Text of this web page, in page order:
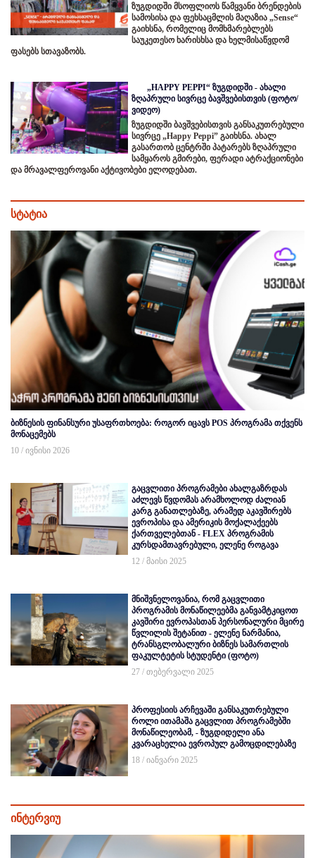
ზუგდიდში მსოფლიოს წამყვანი ბრენდების
სამოსისა და ფეხსაცმლის მაღაზია „Sense“
გაიხსნა, რომელიც მომხმარებლებს
საუკეთესო ხარისხსა და ხელმისაწვდომ
ფასებს სთავაზობს.
„HAPPY PEPPI“ ზუგდიდში - ახალი
ზღაპრული სივრცე ბავშვებისთვის (ფოტო/
ვიდეო)
ზუგდიდში ბავშვებისთვის განსაკუთრებული
სივრცე „Happy Peppi” გაიხსნა. ახალ
გასართობ ცენტრში პატარებს ზღაპრული
სამყაროს გმირები, ფერადი ატრაქციონები
და მრავალფეროვანი აქტივობები ელოდებათ.
სტატია
ბიზნესის ფინანსური უსაფრთხოება: როგორ იცავს POS პროგრამა თქვენს
მონაცემებს
10 / ივნისი 2026
გაცვლითი პროგრამები ახალგაზრდას
აძლევს წვდომას არამხოლოდ ძალიან
კარგ განათლებაზე, არამედ აკავშირებს
ევროპისა და ამერიკის მოქალაქეებს
ქართველებთან - FLEX პროგრამის
კურსდამთავრებული, ელენე როგავა
12 / მაისი 2025
მნიშვნელოვანია, რომ გაცვლითი
პროგრამის მონაწილეებმა განვამტკიცოთ
კავშირი ევროპასთან პერსონალური მცირე
წვლილის შეტანით - ელენე ნარმანია,
ტრანსგლობალური ბიზნეს სამართლის
ფაკულტეტის სტუდენტი (ფოტო)
27 / თებერვალი 2025
პროფესიის არჩევაში განსაკუთრებული
როლი ითამაშა გაცვლით პროგრამებში
მონაწილეობამ, - ზუგდიდელი ანა
კვარაცხელია ევროპულ გამოცდილებაზე
18 / იანვარი 2025
ინტერვიუ